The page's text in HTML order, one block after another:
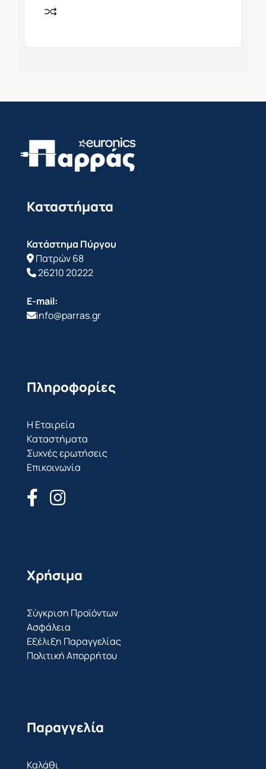
Καταστήματα
Κατάστημα Πύργου
Πατρών 68
26210 20222
E-mail:
info@parras.gr
Πληροφορίες
Η Εταιρεία
Καταστήματα
Συχνές ερωτήσεις
Επικοινωνία
Χρήσιμα
Σύγκριση Προϊόντων
Ασφάλεια
Εξέλιξη Παραγγελίας
Πολιτική Απορρήτου
Παραγγελία
Καλάθι